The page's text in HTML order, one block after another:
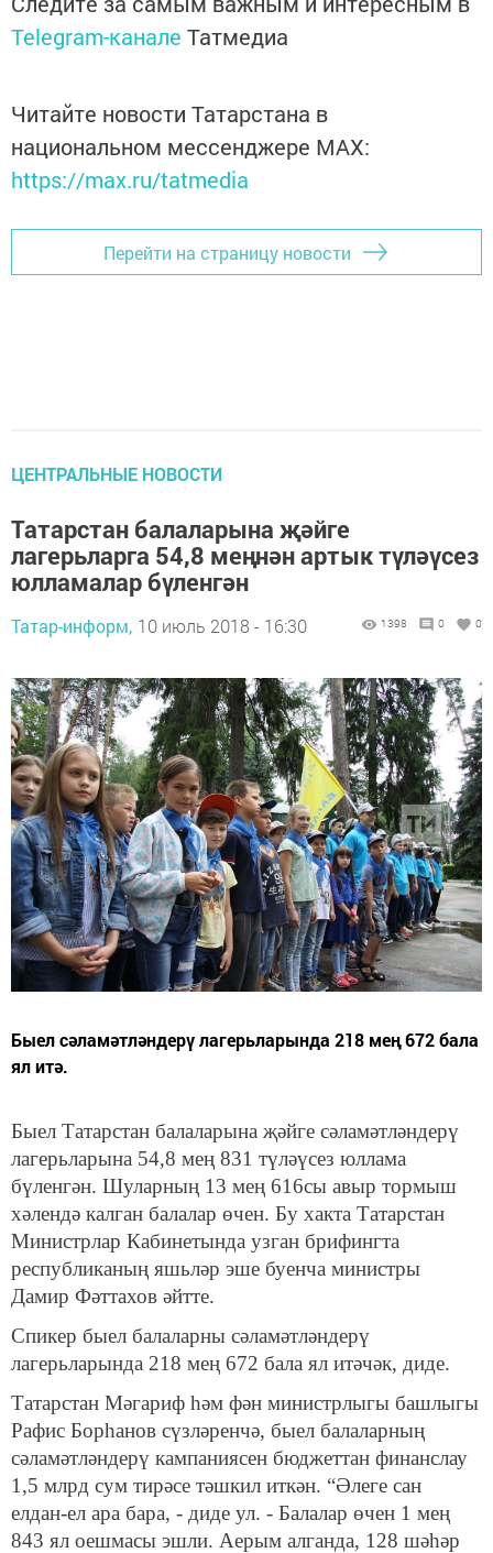
Telegram-канале Татмедиа
Читайте новости Татарстана в
национальном мессенджере MАХ:
https://max.ru/tatmedia
Перейти на страницу новости
ЦЕНТРАЛЬНЫЕ НОВОСТИ
Татарстан балаларына җәйге
лагерьларга 54,8 меңнән артык түләүсез
юлламалар бүленгән
Татар-информ, 10 июль 2018 - 16:30 1398 0 0
Быел сәламәтләндерү лагерьларында 218 мең 672 бала
ял итә.
Быел Татарстан балаларына җәйге сәламәтләндерү
лагерьларына 54,8 мең 831 түләүсез юллама
бүленгән. Шуларның 13 мең 616сы авыр тормыш
хәлендә калган балалар өчен. Бу хакта Татарстан
Министрлар Кабинетында узган брифингта
республиканың яшьләр эше буенча министры
Дамир Фәттахов әйтте.
Спикер быел балаларны сәламәтләндерү
лагерьларында 218 мең 672 бала ял итәчәк, диде.
Татарстан Мәгариф һәм фән министрлыгы башлыгы
Рафис Борһанов сүзләренчә, быел балаларның
сәламәтләндерү кампаниясен бюджеттан финанслау
1,5 млрд сум тирәсе тәшкил иткән. “Әлеге сан
елдан-ел ара бара, - диде ул. - Балалар өчен 1 мең
843 ял оешмасы эшли. Аерым алганда, 128 шәһәр